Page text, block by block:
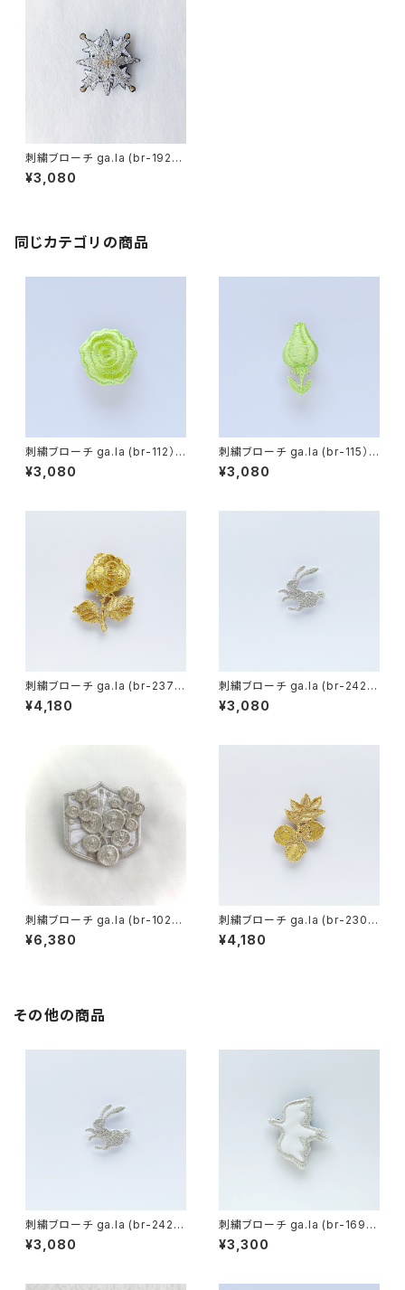
刺繍ブローチ ga.la (br-192）2
色
¥3,080
同じカテゴリの商品
刺繍ブローチ ga.la (br-112）1
色
¥3,080
刺繍ブローチ ga.la (br-115）1
色
¥3,080
刺繍ブローチ ga.la (br-237）1
色
¥4,180
刺繍ブローチ ga.la (br-242）1
色
¥3,080
刺繍ブローチ ga.la (br-102）1
色
¥6,380
刺繍ブローチ ga.la (br-230）1
色
¥4,180
その他の商品
刺繍ブローチ ga.la (br-242）1
色
¥3,080
刺繍ブローチ ga.la (br-169）5
色
¥3,300